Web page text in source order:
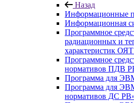
Назад
Информационные
Информационная
Программное
радиационных и
характеристик
Программное
нормативов ПДВ
Программа для
Программа для
нормативов ДС